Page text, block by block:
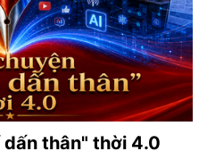
dấn thân" thời 4.0